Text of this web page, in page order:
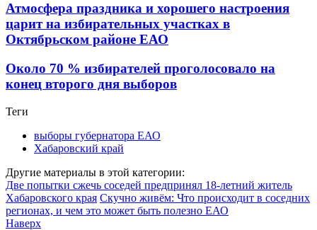
Атмосфера праздника и хорошего настроения
царит на избирательных участках в
Октябрьском районе ЕАО
Около 70 % избирателей проголосовало на
конец второго дня выборов
Теги
выборы губернатора ЕАО
Хабаровский край
Другие материалы в этой категории:
Две попытки сжечь соседей предпринял 18-летний житель
Хабаровского края Скучно живём: Что происходит в соседних
регионах, и чем это может быть полезно ЕАО
Наверх